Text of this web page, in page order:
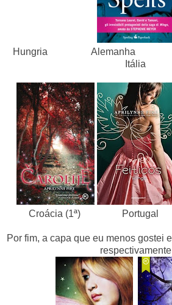
Hungria
Itália
Croácia (1ª)
Por fim, a capa que eu menos gostei